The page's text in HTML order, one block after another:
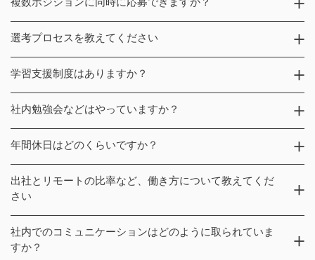
能です。なお、エンジニアの募集要項は都度アップデートし
ておりますので、エントリーの際には最新のものをご確認い
ただきますようお願いいたします。
先へのメッセージ」欄に、ダブルエントリーする職種をご記
載ください。（実際にバックエンドとフロント両方担当して
いるメンバーや、さらにインフラも含めた開発全般を担当し
ているメンバーもいます。）
選考プロセスを教えてください
ュールは柔軟に対応しておりますので、スピーディーに実施
したい場合等はお気軽にご相談ください。
学習支援制度はありますか？
す目的であれば、稟議承認無しで購入可能です。また、開発
関連のセミナー参加なども原則上記と同様になります。
社内勉強会などはやっていますか？
り、週に1回ずつ、勉強会と技術共有定例をおこなっていま
す。勉強会は希望者立候補制で、技術に関する発表を誰でも
気軽におこなうことができ、個人開発のアウトプットの場と
しても活用しています。一方、技術共有定例は、勉強会とは
対照的に業務で使った技術の共有をメインで行っています。
年間休日はどのくらいですか？
日、夏季休暇、年末年始休暇 等）その他、有給の効果的な
活用を推奨しております。
出社とリモートの比率など、働き方について教えてくだ
さい
おり、それ以外は本人の自由意思にお任せしています。全社
的には「7割出社」の方針であり、ビジネスサイドのメンバ
社内でのコミュニケーションはどのように取られていま
すか？